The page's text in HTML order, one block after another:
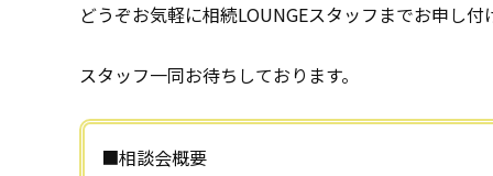
どうぞお気軽に相続LOUNGEスタッフまでお申し付
スタッフ一同お待ちしております。
■相談会概要